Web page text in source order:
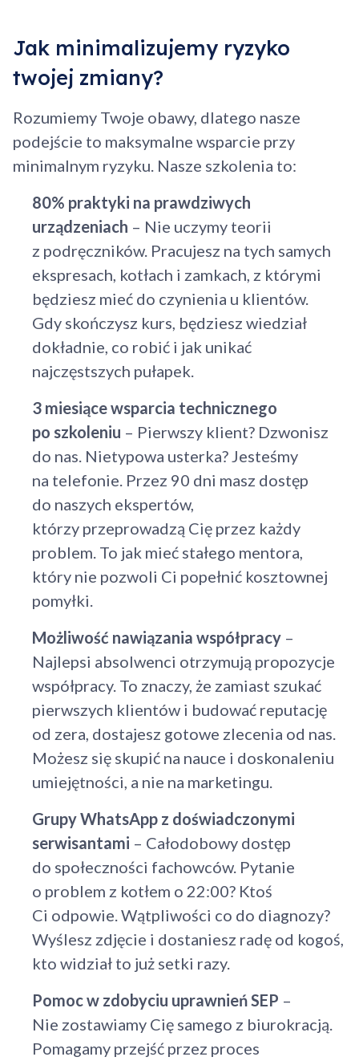
Jak minimalizujemy ryzyko
twojej zmiany?
Rozumiemy Twoje obawy, dlatego nasze
podejście to maksymalne wsparcie przy
minimalnym ryzyku. Nasze szkolenia to:
80% praktyki na prawdziwych
urządzeniach – Nie uczymy teorii
z podręczników. Pracujesz na tych samych
ekspresach, kotłach i zamkach, z którymi
będziesz mieć do czynienia u klientów.
Gdy skończysz kurs, będziesz wiedział
dokładnie, co robić i jak unikać
najczęstszych pułapek.
3 miesiące wsparcia technicznego
po szkoleniu – Pierwszy klient? Dzwonisz
do nas. Nietypowa usterka? Jesteśmy
na telefonie. Przez 90 dni masz dostęp
do naszych ekspertów,
którzy przeprowadzą Cię przez każdy
problem. To jak mieć stałego mentora,
który nie pozwoli Ci popełnić kosztownej
pomyłki.
Możliwość nawiązania współpracy –
Najlepsi absolwenci otrzymują propozycje
współpracy. To znaczy, że zamiast szukać
pierwszych klientów i budować reputację
od zera, dostajesz gotowe zlecenia od nas.
Możesz się skupić na nauce i doskonaleniu
umiejętności, a nie na marketingu.
Grupy WhatsApp z doświadczonymi
serwisantami – Całodobowy dostęp
do społeczności fachowców. Pytanie
o problem z kotłem o 22:00? Ktoś
Ci odpowie. Wątpliwości co do diagnozy?
Wyślesz zdjęcie i dostaniesz radę od kogoś,
kto widział to już setki razy.
Pomoc w zdobyciu uprawnień SEP –
Nie zostawiamy Cię samego z biurokracją.
Pomagamy przejść przez proces
Dodano do koszyka
Kontynuuj zakupy